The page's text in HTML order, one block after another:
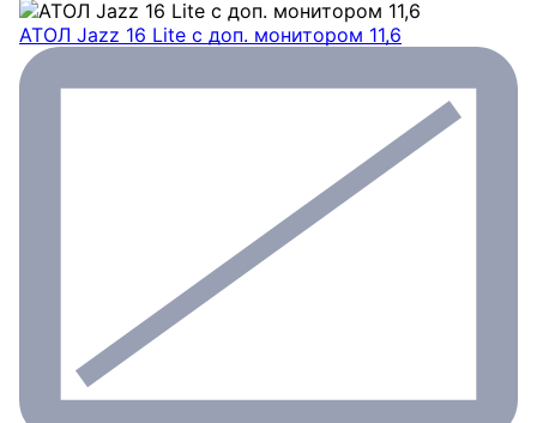
АТОЛ Jazz 16 Lite с доп. монитором 11,6